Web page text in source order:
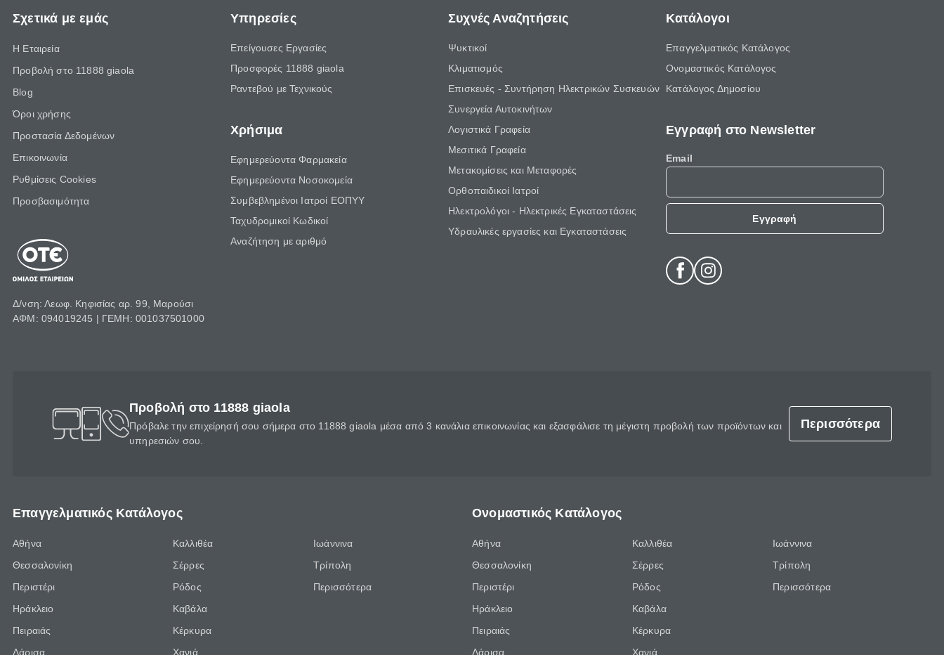
Σχετικά με εμάς
Η Εταιρεία
Προβολή στο 11888 giaola
Blog
Όροι χρήσης
Προστασία Δεδομένων
Επικοινωνία
Ρυθμίσεις Cookies
Προσβασιμότητα
Δ/νση: Λεωφ. Κηφισίας αρ. 99, Μαρούσι
ΑΦΜ: 094019245 | ΓΕΜΗ: 001037501000
Υπηρεσίες
Επείγουσες Εργασίες
Προσφορές 11888 giaola
Ραντεβού με Τεχνικούς
Χρήσιμα
Εφημερεύοντα Φαρμακεία
Εφημερεύοντα Νοσοκομεία
Συμβεβλημένοι Ιατροί ΕΟΠΥΥ
Ταχυδρομικοί Κωδικοί
Αναζήτηση με αριθμό
Συχνές Αναζητήσεις
Ψυκτικοί
Κλιματισμός
Επισκευές - Συντήρηση Ηλεκτρικών Συσκευών
Συνεργεία Αυτοκινήτων
Λογιστικά Γραφεία
Μεσιτικά Γραφεία
Μετακομίσεις και Μεταφορές
Ορθοπαιδικοί Ιατροί
Ηλεκτρολόγοι - Ηλεκτρικές Εγκαταστάσεις
Υδραυλικές εργασίες και Εγκαταστάσεις
Κατάλογοι
Επαγγελματικός Κατάλογος
Ονομαστικός Κατάλογος
Κατάλογος Δημοσίου
Εγγραφή στο Newsletter
Email
Εγγραφή
Προβολή στο 11888 giaola
Πρόβαλε την επιχείρησή σου σήμερα στο 11888 giaola μέσα από 3 κανάλια επικοινωνίας και εξασφάλισε τη μέγιστη προβολή των προϊόντων και
υπηρεσιών σου.
Περισσότερα
Επαγγελματικός Κατάλογος
Αθήνα
Θεσσαλονίκη
Περιστέρι
Ηράκλειο
Πειραιάς
Λάρισα
Καλλιθέα
Σέρρες
Ρόδος
Καβάλα
Κέρκυρα
Χανιά
Ιωάννινα
Τρίπολη
Περισσότερα
Ονομαστικός Κατάλογος
Αθήνα
Θεσσαλονίκη
Περιστέρι
Ηράκλειο
Πειραιάς
Λάρισα
Καλλιθέα
Σέρρες
Ρόδος
Καβάλα
Κέρκυρα
Χανιά
Ιωάννινα
Τρίπολη
Περισσότερα